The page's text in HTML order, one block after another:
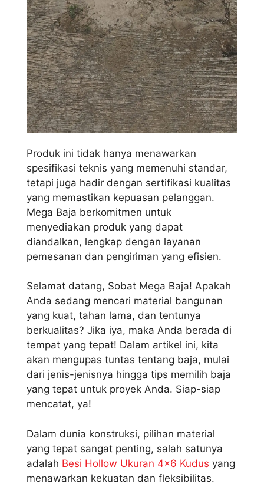
Produk ini tidak hanya menawarkan
spesifikasi teknis yang memenuhi standar,
tetapi juga hadir dengan sertifikasi kualitas
yang memastikan kepuasan pelanggan.
Mega Baja berkomitmen untuk
menyediakan produk yang dapat
diandalkan, lengkap dengan layanan
pemesanan dan pengiriman yang efisien.
Selamat datang, Sobat Mega Baja! Apakah
Anda sedang mencari material bangunan
yang kuat, tahan lama, dan tentunya
berkualitas? Jika iya, maka Anda berada di
tempat yang tepat! Dalam artikel ini, kita
akan mengupas tuntas tentang baja, mulai
dari jenis-jenisnya hingga tips memilih baja
yang tepat untuk proyek Anda. Siap-siap
mencatat, ya!
Dalam dunia konstruksi, pilihan material
yang tepat sangat penting, salah satunya
adalah Besi Hollow Ukuran 4×6 Kudus yang
menawarkan kekuatan dan fleksibilitas.